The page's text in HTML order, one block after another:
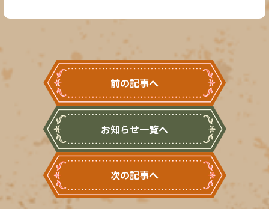
前の記事へ
お知らせ一覧へ
次の記事へ